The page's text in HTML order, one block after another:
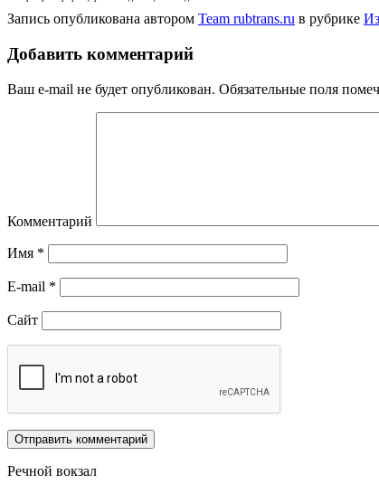
Запись опубликована автором Team rubtrans.ru в рубрике
Добавить комментарий
Ваш e-mail не будет опубликован. Обязательные поля
Комментарий
Имя *
E-mail *
Сайт
Речной вокзал